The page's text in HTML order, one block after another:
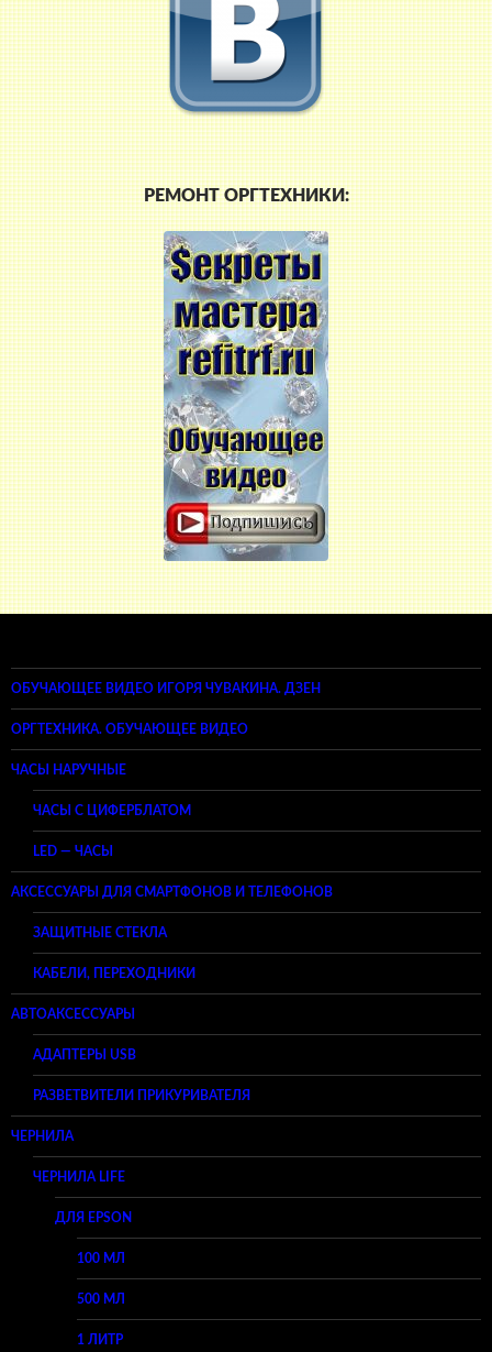
РЕМОНТ ОРГТЕХНИКИ:
ОБУЧАЮЩЕЕ ВИДЕО ИГОРЯ ЧУВАКИНА. ДЗЕН
ОРГТЕХНИКА. ОБУЧАЮЩЕЕ ВИДЕО
ЧАСЫ НАРУЧНЫЕ
ЧАСЫ С ЦИФЕРБЛАТОМ
LED — ЧАСЫ
АКСЕССУАРЫ ДЛЯ СМАРТФОНОВ И ТЕЛЕФОНОВ
ЗАЩИТНЫЕ СТЕКЛА
КАБЕЛИ, ПЕРЕХОДНИКИ
АВТОАКСЕССУАРЫ
АДАПТЕРЫ USB
РАЗВЕТВИТЕЛИ ПРИКУРИВАТЕЛЯ
ЧЕРНИЛА
ЧЕРНИЛА LIFE
ДЛЯ EPSON
100 МЛ
500 МЛ
1 ЛИТР